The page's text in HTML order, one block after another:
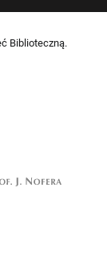
Biblioteczną.